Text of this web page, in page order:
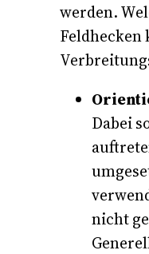
werden.
Dabei
nicht